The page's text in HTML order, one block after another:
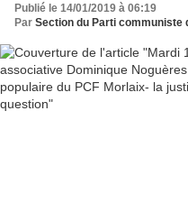
Publié le 14/01/2019 à 06:19
Par Section du Parti communiste